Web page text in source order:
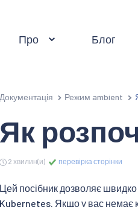
Про Блог
Документація Режим ambient
Як
2 хвилин(и) перевірка сторінки
Цей посібник дозволяє
Kubernetes. Якщо у вас немає